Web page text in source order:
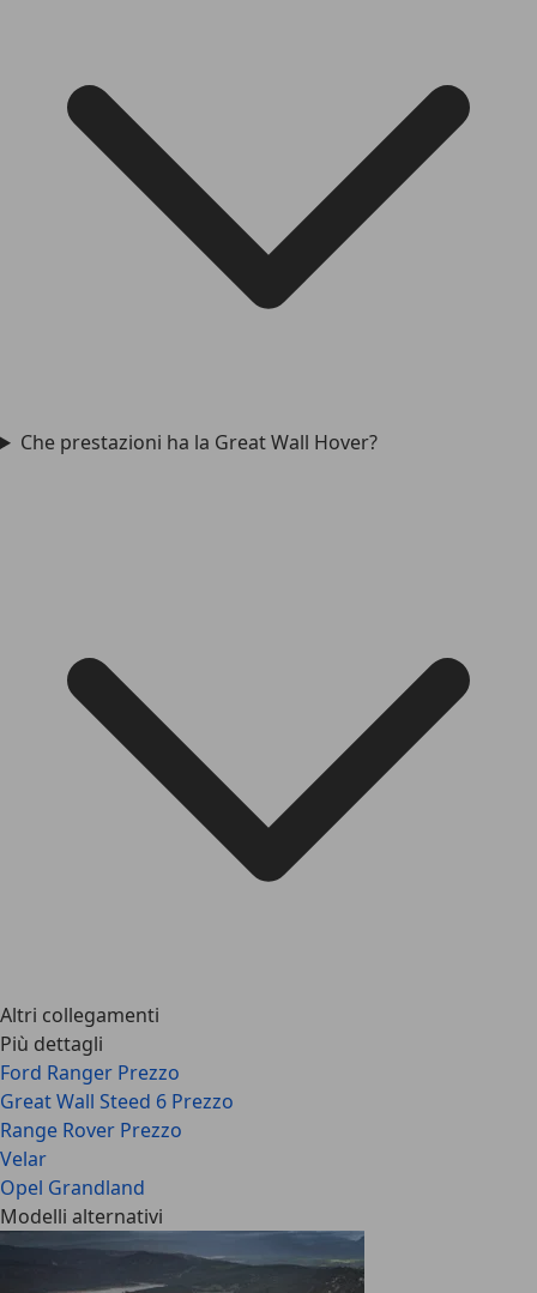
Che prestazioni ha la Great Wall Hover?
Altri collegamenti
Più dettagli
Ford Ranger Prezzo
Great Wall Steed 6 Prezzo
Range Rover Prezzo
Velar
Opel Grandland
Modelli alternativi